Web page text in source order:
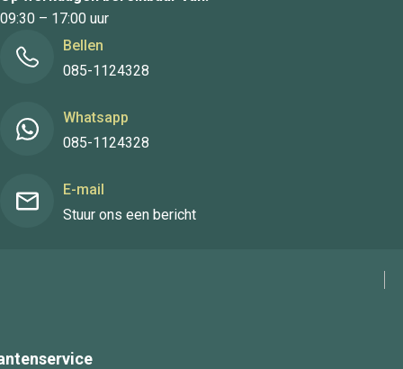
09:30 – 17:00 uur
Bellen
085-1124328
Whatsapp
085-1124328
E-mail
Stuur ons een bericht